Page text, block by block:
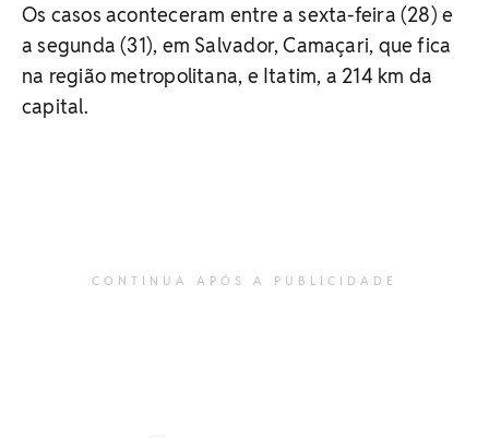
Os casos aconteceram entre a sexta-feira (28) e
a segunda (31), em Salvador, Camaçari, que fica
na região metropolitana, e Itatim, a 214 km da
capital.
CONTINUA APÓS A PUBLICIDADE